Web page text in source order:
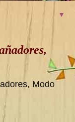
▼
Modo